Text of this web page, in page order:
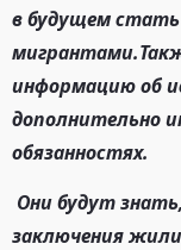
в будущем
информацию об
дополнительно
обязанностях.
Они будут
заключения